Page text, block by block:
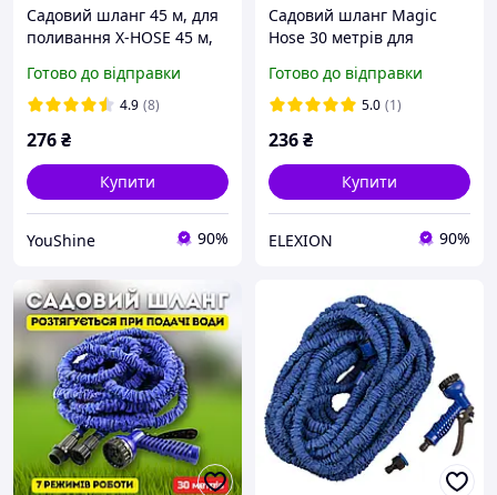
Садовий шланг 45 м, для
поливання X-HOSE 45 м,
розтягувальний диво-
шланг Стрейч Хоз,
YU227
Готово до відправки
4.9 (8)
276₴
Купити
YouShine 90%
Садовий шланг Magic
Hose 30 метрів для
розпилювачем Синій
EL0227
Готово до відправки
5.0 (1)
236₴
Купити
ELEXION 90%